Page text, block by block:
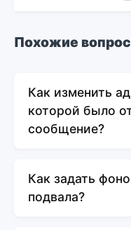
Похожие
Как изменить
которой было
сообщение?
Как задать
подвала?